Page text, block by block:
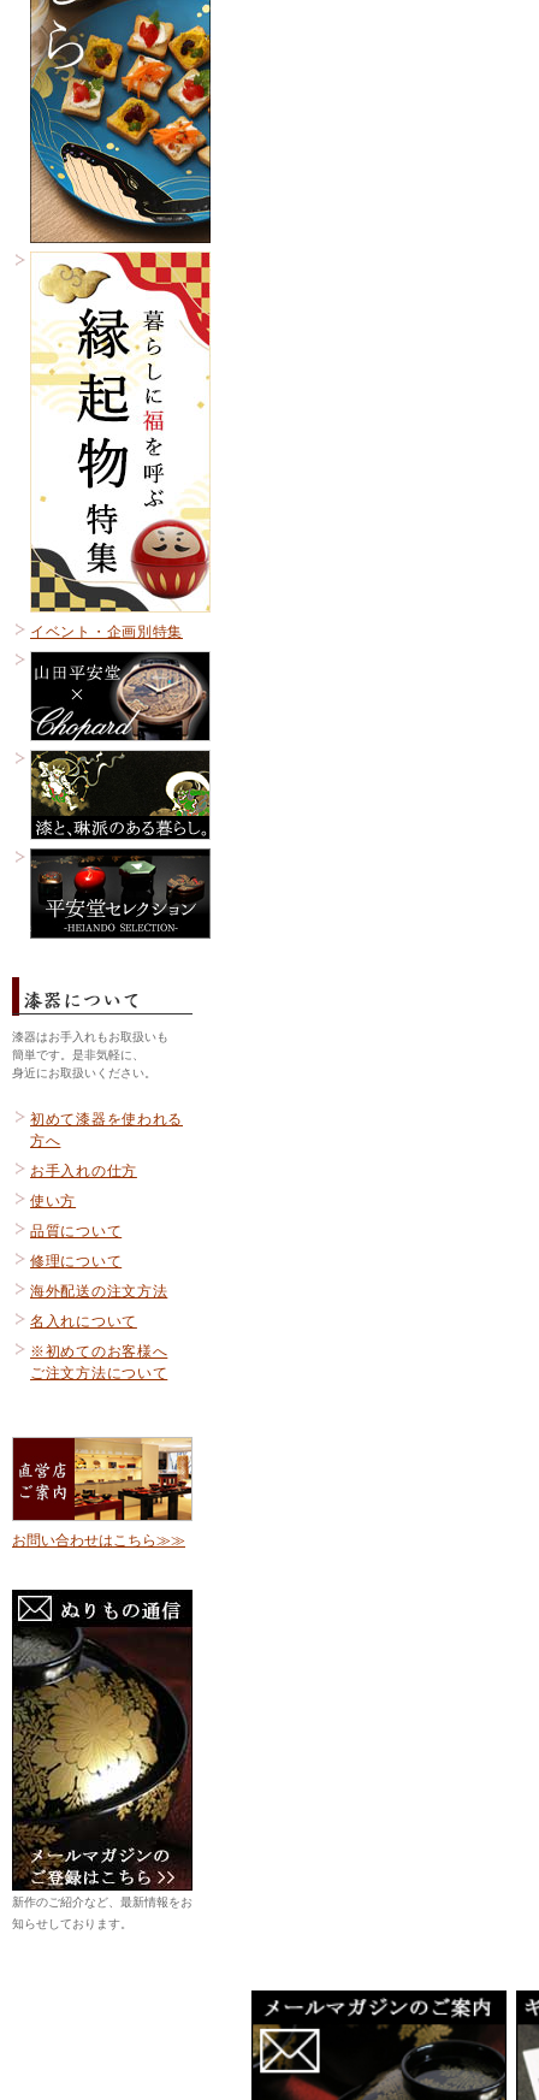
イベント・企画別特集
漆器はお手入れもお取扱いも
簡単です。是非気軽に、
身近にお取扱いください。
初めて漆器を使われる
方へ
お手入れの仕方
使い方
品質について
修理について
海外配送の注文方法
名入れについて
※初めてのお客様へ
ご注文方法について
お問い合わせはこちら≫≫
新作のご紹介など、最新情報をお
知らせしております。